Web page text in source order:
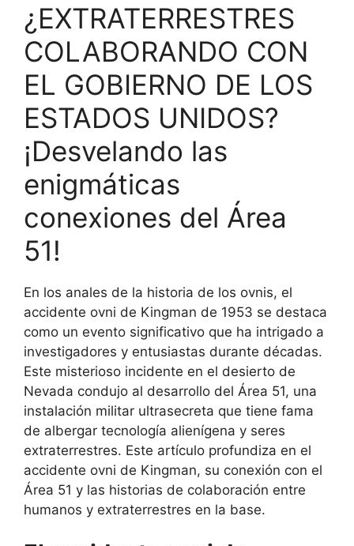
¿EXTRATERRESTRES
COLABORANDO CON
EL GOBIERNO DE LOS
ESTADOS UNIDOS?
¡Desvelando las
enigmáticas
conexiones del Área
51!
En los anales de la historia de los ovnis, el
accidente ovni de Kingman de 1953 se destaca
como un evento significativo que ha intrigado a
investigadores y entusiastas durante décadas.
Este misterioso incidente en el desierto de
Nevada condujo al desarrollo del Área 51, una
instalación militar ultrasecreta que tiene fama
de albergar tecnología alienígena y seres
extraterrestres. Este artículo profundiza en el
accidente ovni de Kingman, su conexión con el
Área 51 y las historias de colaboración entre
humanos y extraterrestres en la base.